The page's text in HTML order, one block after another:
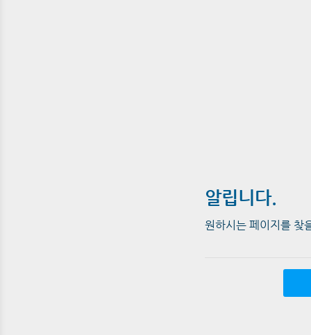
알립니다.
원하시는 페이지를 찾